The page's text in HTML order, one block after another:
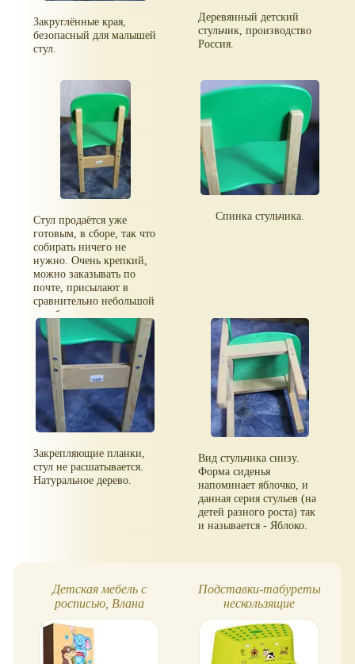
Закруглённые края,
безопасный для малышей
стул.
Деревянный детский
стульчик, производство
Россия.
Стул продаётся уже
готовым, в сборе, так что
собирать ничего не
нужно. Очень крепкий,
можно заказывать по
почте, присылают в
сравнительно небольшой
коробке, стул
компактный.
Спинка стульчика.
Закрепляющие планки,
стул не расшатывается.
Натуральное дерево.
Вид стульчика снизу.
Форма сиденья
напоминает яблочко, и
данная серия стульев (на
детей разного роста) так
и называется - Яблоко.
Детская мебель с
росписью, Влана
Подставки-табуреты
нескользящие